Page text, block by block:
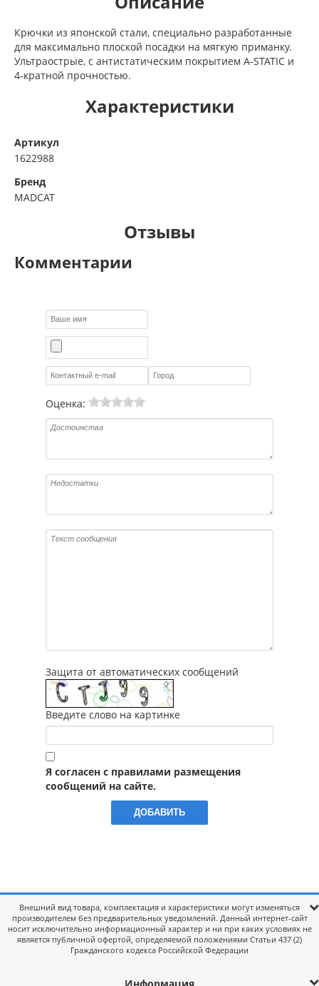
Крючки из японской стали, специально разработанные
для максимально плоской посадки на мягкую приманку.
Ультраострые, с антистатическим покрытием A-STATIC и
4-кратной прочностью.
Характеристики
Артикул
1622988
Бренд
MADCAT
Отзывы
Комментарии
Оценка:
Защита от автоматических сообщений
Введите слово на картинке
Я согласен с правилами размещения
сообщений на сайте.
Внешний вид товара, комплектация и характеристики могут изменяться
производителем без предварительных уведомлений. Данный интернет-сайт
носит исключительно информационный характер и ни при каких условиях не
является публичной офертой, определяемой положениями Статьи 437 (2)
Гражданского кодекса Российской Федерации
Информация